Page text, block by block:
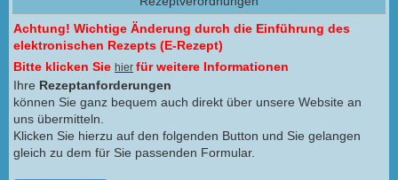
Achtung! Wichtige Änderung durch die Einführung des
elektronischen Rezepts (E-Rezept)
Bitte klicken Sie hier für weitere Informationen
Ihre Rezeptanforderungen
können Sie ganz bequem auch direkt über unsere Website an
uns übermitteln.
Klicken Sie hierzu auf den folgenden Button und Sie gelangen
gleich zu dem für Sie passenden Formular.